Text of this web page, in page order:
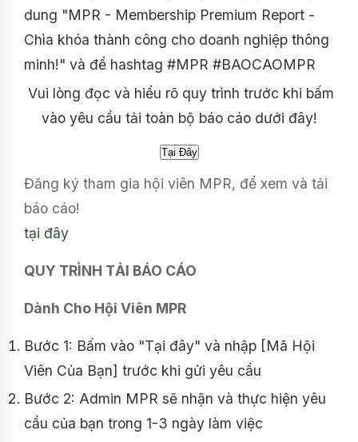
dung "MPR - Membership Premium Report -
Chìa khóa thành công cho doanh nghiệp thông
minh!" và để hashtag #MPR #BAOCAOMPR
Vui lòng đọc và hiểu rõ quy trình trước khi bấm
vào yêu cầu tải toàn bộ báo cáo dưới đây!
Đăng ký tham gia hội viên MPR, để xem và tải
báo cáo!
tại đây
QUY TRÌNH TẢI BÁO CÁO
Dành Cho Hội Viên MPR
Bước 1: Bấm vào "Tại đây" và nhập [Mã Hội
Viên Của Bạn] trước khi gửi yêu cầu
Bước 2: Admin MPR sẽ nhận và thực hiện yêu
cầu của bạn trong 1-3 ngày làm việc